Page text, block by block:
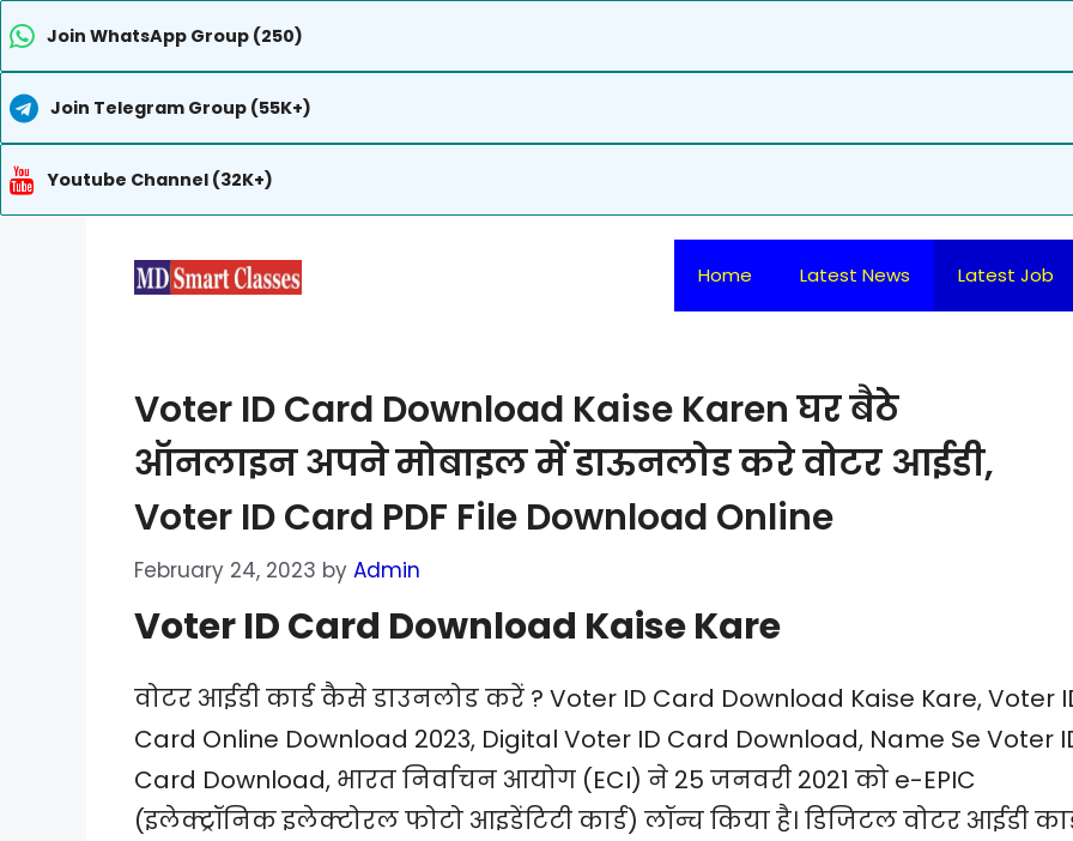
Join WhatsApp Group (250)
Join Telegram Group (55K+)
Youtube Channel (32K+)
Home Latest News Latest Job
Voter ID Card Download Kaise Karen घर बैठे
ऑनलाइन अपने मोबाइल में डाऊनलोड करे वोटर आईडी,
Voter ID Card PDF File Download Online
February 24, 2023 by Admin
Voter ID Card Download Kaise Kare
वोटर आईडी कार्ड कैसे डाउनलोड करें ? Voter ID Card Download Kaise Kare, Voter
Card Online Download 2023, Digital Voter ID Card Download, Name Se Voter
Card Download, भारत निर्वाचन आयोग (ECI) ने 25 जनवरी 2021 को e-EPIC
(इलेक्ट्रॉनिक इलेक्टोरल फोटो आइडेंटिटी कार्ड) लॉन्च किया है। डिजिटल वोटर आईडी